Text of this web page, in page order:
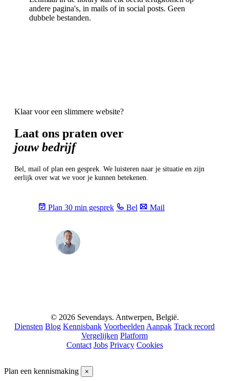
andere pagina's, in mails of in social posts. Geen
dubbele bestanden.
Klaar voor een slimmere website?
Laat ons praten over
jouw bedrijf
Bel, mail of plan een gesprek. We luisteren naar je situatie en zijn
eerlijk over wat we voor je kunnen betekenen.
Plan 30 min gesprek Bel Mail
© 2026 Sevendays. Antwerpen, België.
Diensten Blog Kennisbank Voorbeelden Aanpak Track record
Vergelijken Platform
Contact Jobs Privacy Cookies
Plan een kennismaking ×